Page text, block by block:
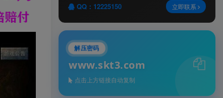
QQ：12225150 立即联系
解压密码
www.skt3.com
点击上方链接自动复制